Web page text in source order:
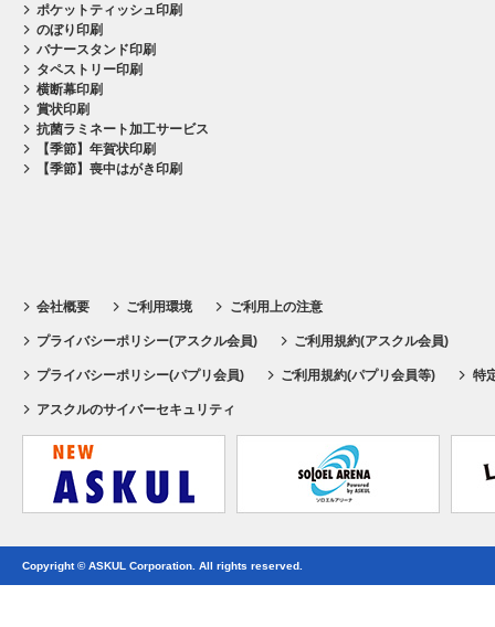
ポケットティッシュ印刷
のぼり印刷
バナースタンド印刷
タペストリー印刷
横断幕印刷
賞状印刷
抗菌ラミネート加工サービス
【季節】年賀状印刷
【季節】喪中はがき印刷
会社概要 ご利用環境 ご利用上の注意
プライバシーポリシー(アスクル会員) ご利用規約(アスクル会員)
プライバシーポリシー(パプリ会員) ご利用規約(パプリ会員等) 特
アスクルのサイバーセキュリティ
Copyright © ASKUL Corporation. All rights reserved.